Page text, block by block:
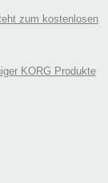
zum kostenlosen
KORG Produkte